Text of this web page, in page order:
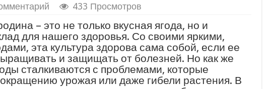
433 Просмотров
– это не только вкусная ягода, но и
для нашего здоровья. Со своими яркими,
эта культура здорова сама собой, если ее
и защищать от болезней. Но как же
сталкиваются с проблемами, которые
урожая или даже гибели растения. В